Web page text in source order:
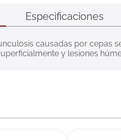
Especificaciones
causadas por cepas
y lesiones